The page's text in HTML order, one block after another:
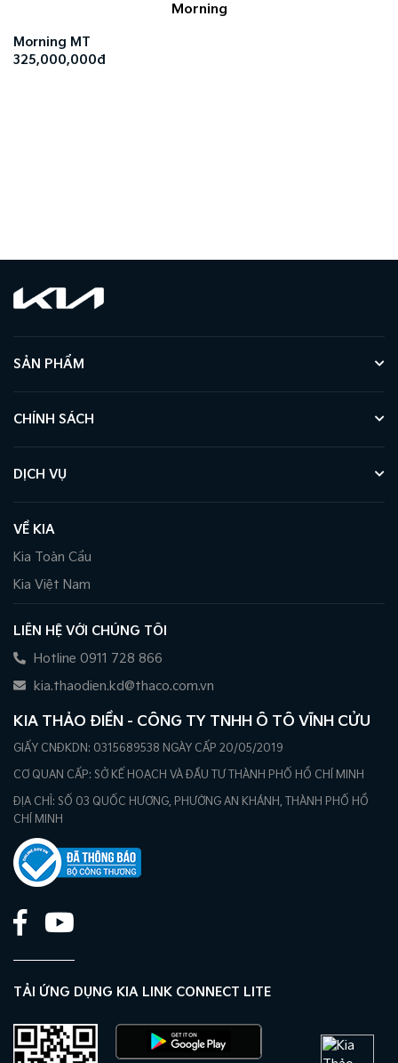
Morning
Morning MT
325,000,000đ
SẢN PHẨM
CHÍNH SÁCH
DỊCH VỤ
VỀ KIA
Kia Toàn Cầu
Kia Việt Nam
LIÊN HỆ VỚI CHÚNG TÔI
Hotline 0911 728 866
kia.thaodien.kd@thaco.com.vn
KIA THẢO ĐIỀN - CÔNG TY TNHH Ô TÔ VĨNH CỬU
GIẤY CNĐKDN: 0315689538 NGÀY CẤP 20/05/2019
CƠ QUAN CẤP: SỞ KẾ HOẠCH VÀ ĐẦU TƯ THÀNH PHỐ HỒ CHÍ MINH
ĐỊA CHỈ: SỐ 03 QUỐC HƯƠNG, PHƯỜNG AN KHÁNH, THÀNH PHỐ HỒ
CHÍ MINH
TẢI ỨNG DỤNG KIA LINK CONNECT LITE